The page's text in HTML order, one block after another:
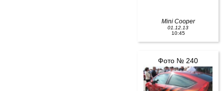
Mini Cooper
01.12.13
10:45
Фото № 240